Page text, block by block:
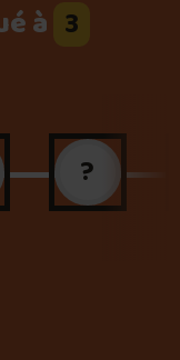
à 3
?